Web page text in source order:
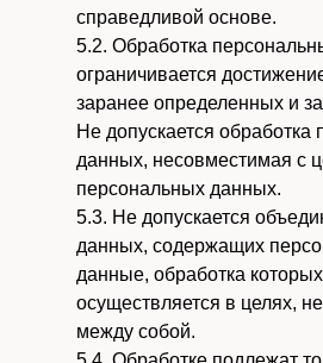
справедливой основе.
5.2. Обработка
ограничивается
заранее определенных и
Не допускается обработка
данных, несовместимая с
персональных данных.
5.3. Не допускается
данных, содержащих
данные, обработка которых
осуществляется в целях,
между собой.